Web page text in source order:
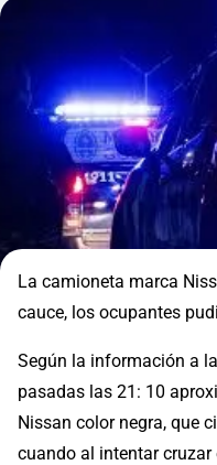
La camioneta marca
cauce, los ocupantes
Según la información a
pasadas las 21: 10
Nissan color negra, que
cuando al intentar